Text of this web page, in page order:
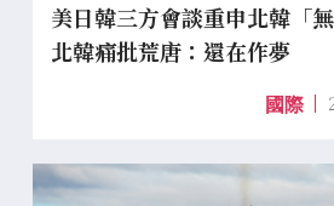
美日韓三方會談重申北韓「
北韓痛批荒唐：還在作夢
國際